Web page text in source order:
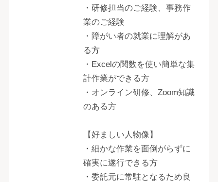
・研修担当のご経験、事務作
業のご経験
・障がい者の就業に理解があ
る方
・Excelの関数を使い簡単な集
計作業ができる方
・オンライン研修、Zoom知識
のある方
【好ましい人物像】
・細かな作業を面倒がらずに
確実に遂行できる方
・委託元に常駐となるため良